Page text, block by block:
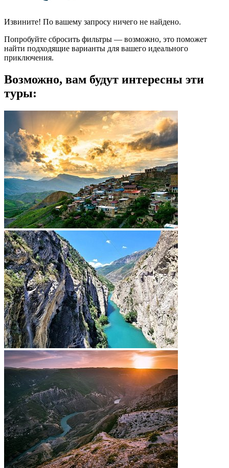
Извините! По вашему запросу ничего не найдено.
Попробуйте сбросить фильтры — возможно, это поможет
найти подходящие варианты для вашего идеального
приключения.
Возможно, вам будут интересны эти
туры: